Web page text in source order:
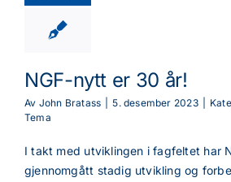
NGF-nytt er 30 år!
Av John Bratass 5. desember 2023
Tema
I takt med utviklingen i fagfeltet har
gjennomgått stadig utvikling og